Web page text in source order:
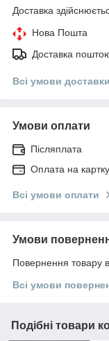
Доставка
Нова Пошта
Доставка
Всі умови доставки
Умови оплати
Післяплата
Оплата на картку
Всі умови оплати
Умови
Повернення товару
Всі умови
Подібні товари